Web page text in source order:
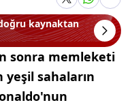
kaynaktan
sonra memleketi
sahaların